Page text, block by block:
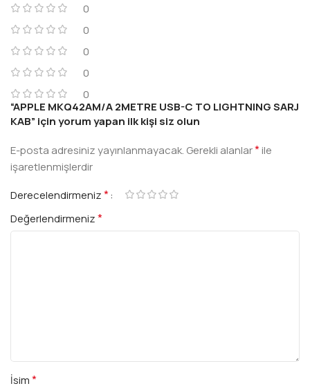
0
0
0
0
0
“APPLE MKQ42AM/A 2METRE USB-C TO LIGHTNING SARJ
KAB” için yorum yapan ilk kişi siz olun
E-posta adresiniz yayınlanmayacak. Gerekli alanlar*ile
işaretlenmişlerdir
Derecelendirmeniz*
Değerlendirmeniz*
İsim*